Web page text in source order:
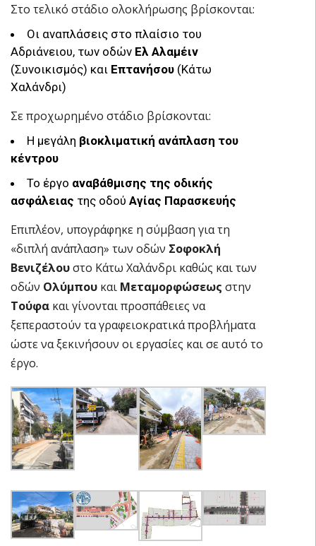
Στο τελικό στάδιο ολοκλήρωσης βρίσκονται:
Οι αναπλάσεις στο πλαίσιο του
Αδριάνειου, των οδών Ελ Αλαμέιν
(Συνοικισμός) και Επτανήσου (Κάτω
Χαλάνδρι)
Σε προχωρημένο στάδιο βρίσκονται:
Η μεγάλη βιοκλιματική ανάπλαση του
κέντρου
Το έργο αναβάθμισης της οδικής
ασφάλειας της οδού Αγίας Παρασκευής
Επιπλέον, υπογράφηκε η σύμβαση για τη
«διπλή ανάπλαση» των οδών Σοφοκλή
Βενιζέλουστο Κάτω Χαλάνδρι καθώς και των
οδών Ολύμπου και Μεταμορφώσεως στην
Τούφα και γίνονται προσπάθειες να
ξεπεραστούν τα γραφειοκρατικά προβλήματα
ώστε να ξεκινήσουν οι εργασίες και σε αυτό το
έργο.